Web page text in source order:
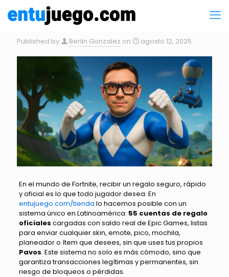
Published by Berlin Gonzalez on agosto 12, 2025
En el mundo de Fortnite, recibir un regalo seguro, rápido
y oficial es lo que todo jugador desea. En
entujuego.com/tienda lo hacemos posible con un
sistema único en Latinoamérica: 55 cuentas de regalo
oficiales cargadas con saldo real de Epic Games, listas
para enviar cualquier skin, emote, pico, mochila,
planeador o ítem que desees, sin que uses tus propios
Pavos. Este sistema no solo es más cómodo, sino que
garantiza transacciones legítimas y permanentes, sin
riesgo de bloqueos o pérdidas.